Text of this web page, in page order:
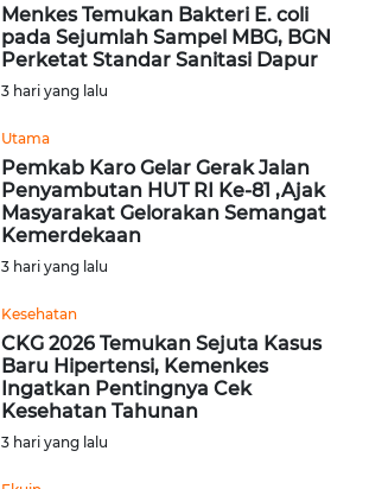
Menkes Temukan Bakteri E. coli
pada Sejumlah Sampel MBG, BGN
Perketat Standar Sanitasi Dapur
3 hari yang lalu
Utama
Pemkab Karo Gelar Gerak Jalan
Penyambutan HUT RI Ke-81 ,Ajak
Masyarakat Gelorakan Semangat
Kemerdekaan
3 hari yang lalu
Kesehatan
CKG 2026 Temukan Sejuta Kasus
Baru Hipertensi, Kemenkes
Ingatkan Pentingnya Cek
Kesehatan Tahunan
3 hari yang lalu